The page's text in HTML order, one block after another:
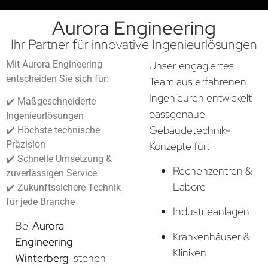
Aurora Engineering
Ihr Partner für innovative Ingenieurlösungen
Mit Aurora Engineering
entscheiden Sie sich für:
✔️ Maßgeschneiderte
Ingenieurlösungen
✔️ Höchste technische
Präzision
✔️ Schnelle Umsetzung &
zuverlässigen Service
✔️ Zukunftssichere Technik
für jede Branche
BeiAurora
Engineering
Winterberg stehen
Unser engagiertes
Team aus erfahrenen
Ingenieuren entwickelt
passgenaue
Gebäudetechnik-
Konzepte für:
Rechenzentren &
Labore
Industrieanlagen
Krankenhäuser &
Kliniken